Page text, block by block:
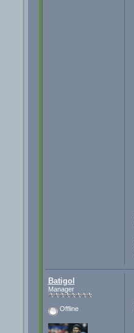
Batigol
Manager
Offline